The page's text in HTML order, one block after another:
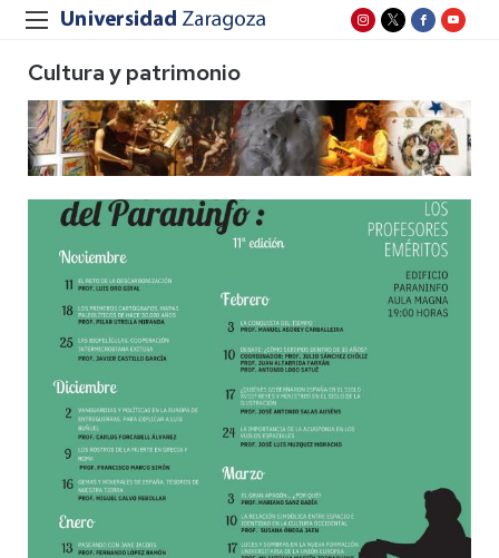
Cultura y patrimonio